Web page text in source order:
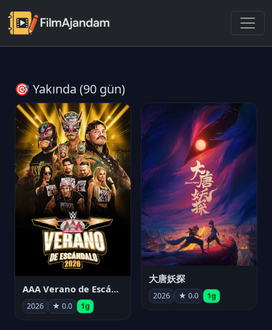
🎯 Yakında (90 gün)
AAA Verano de Escándalo 2026 - Week 3
2026 ★ 0.0 1g
大唐妖探
2026 ★ 0.0 1g